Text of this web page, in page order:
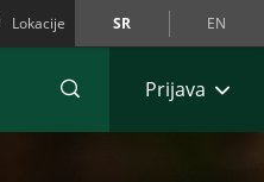
Lokacije SR EN
Prijava